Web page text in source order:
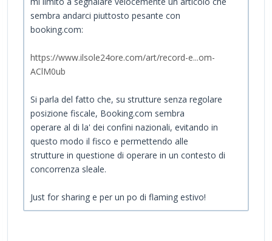
sembra andarci piuttosto pesante con
booking.com:
https://www.ilsole24ore.com/art/record-e...om-
AClM0ub
Si parla del fatto che, su strutture senza regolare
posizione fiscale, Booking.com sembra
operare al di la' dei confini nazionali, evitando in
questo modo il fisco e permettendo alle
strutture in questione di operare in un contesto di
concorrenza sleale.
Just for sharing e per un po di flaming estivo!